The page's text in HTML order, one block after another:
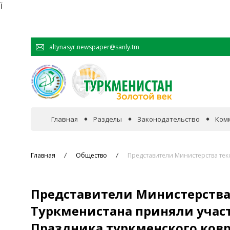
Ï
altynasyr.newspaper@sanly.tm
Главная Разделы Законодательство
Главная Общество Представители Министерства
Представители
Туркменистана приняли